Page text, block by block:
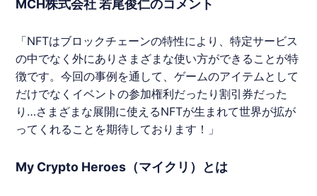
MCH株式会社 若尾俊仁のコメント
「NFTはブロックチェーンの特性により、特定サービス
の中でなく外にありさまざまな使い方ができることが特
徴です。今回の事例を通して、ゲームのアイテムとして
だけでなくイベントの参加権利だったり割引券だった
り…さまざまな展開に使えるNFTが生まれて世界が拡が
ってくれることを期待しております！」
My Crypto Heroes（マイクリ）とは